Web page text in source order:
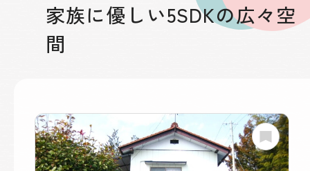
家族に優しい5SDKの広々空
間